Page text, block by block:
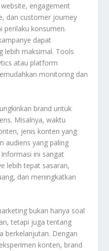
engagement
dan customer journey
perilaku konsumen.
dapat
lebih maksimal. Tools
atau platform
monitoring dan
brand untuk
Misalnya, waktu
jenis konten yang
audiens yang paling
ini sangat
lebih tepat sasaran,
dan meningkatkan
bukan hanya soal
tetapi juga tentang
berkelanjutan. Dengan
konten, brand